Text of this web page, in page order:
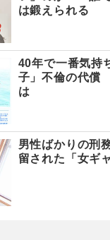
は鍛えられる
40年で一番気持
子」不倫の代償
は
男性ばかりの刑
留された「女ギ